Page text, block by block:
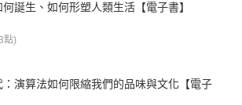
量
什麼準備
日夢吧
誕生、如何形塑人類生活【電子書】
點)
：演算法如何限縮我們的品味與文化【電子